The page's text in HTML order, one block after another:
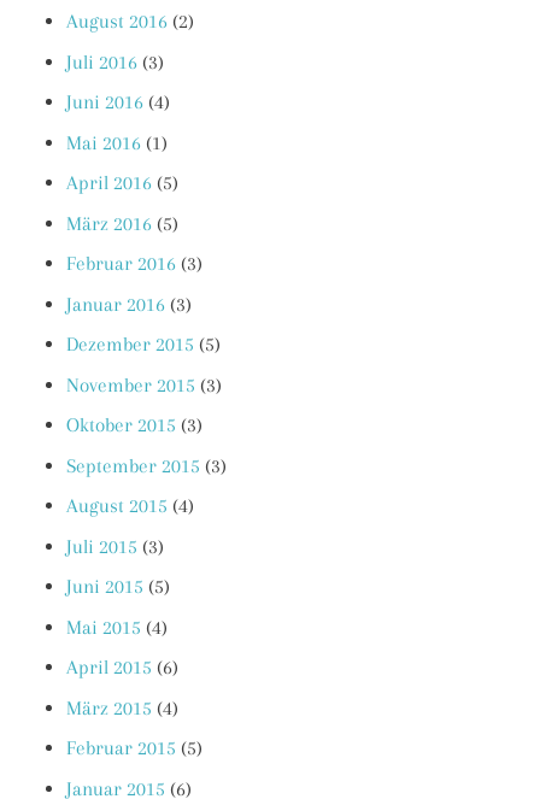
August 2016 (2)
Juli 2016 (3)
Juni 2016 (4)
Mai 2016 (1)
April 2016 (5)
März 2016 (5)
Februar 2016 (3)
Januar 2016 (3)
Dezember 2015 (5)
November 2015 (3)
Oktober 2015 (3)
September 2015 (3)
August 2015 (4)
Juli 2015 (3)
Juni 2015 (5)
Mai 2015 (4)
April 2015 (6)
März 2015 (4)
Februar 2015 (5)
Januar 2015 (6)